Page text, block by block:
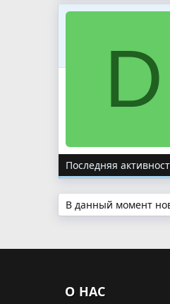
D
Последняя
В данный момент
О НАС